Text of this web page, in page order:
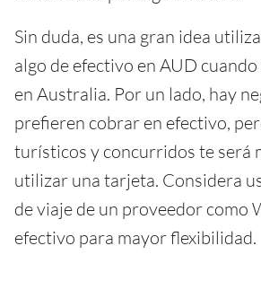
Sin duda, es una gran idea
algo de efectivo en AUD
en Australia. Por un lado, hay
prefieren cobrar en efectivo,
turísticos y concurridos te será
utilizar una tarjeta. Considera
de viaje de un proveedor como
efectivo para mayor flexibilidad.